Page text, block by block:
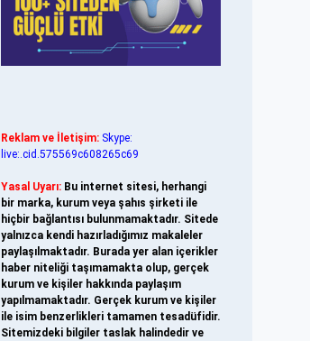
Reklam ve İletişim: Skype:
live:.cid.575569c608265c69
Yasal Uyarı: Bu internet sitesi, herhangi
bir marka, kurum veya şahıs şirketi ile
hiçbir bağlantısı bulunmamaktadır. Sitede
yalnızca kendi hazırladığımız makaleler
paylaşılmaktadır. Burada yer alan içerikler
haber niteliği taşımamakta olup, gerçek
kurum ve kişiler hakkında paylaşım
yapılmamaktadır. Gerçek kurum ve kişiler
ile isim benzerlikleri tamamen tesadüfidir.
Sitemizdeki bilgiler taslak halindedir ve